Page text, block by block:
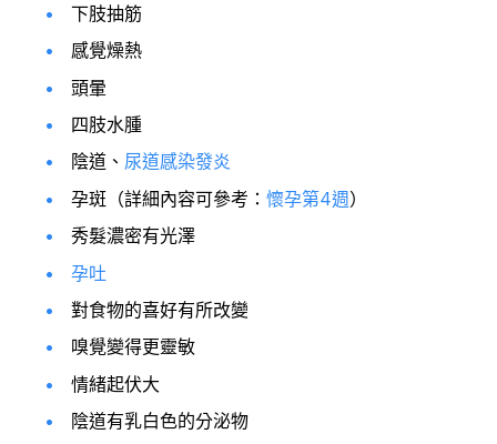
下肢抽筋
感覺燥熱
頭暈
四肢水腫
陰道、 尿道感染發炎
孕斑（詳細內容可參考： 懷孕第4週）
秀髮濃密有光澤
孕吐
對食物的喜好有所改變
嗅覺變得更靈敏
情緒起伏大
陰道有乳白色的分泌物